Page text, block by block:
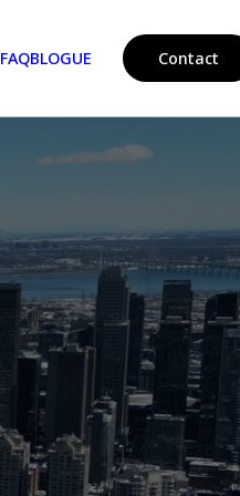
FAQBLOGUE Contact